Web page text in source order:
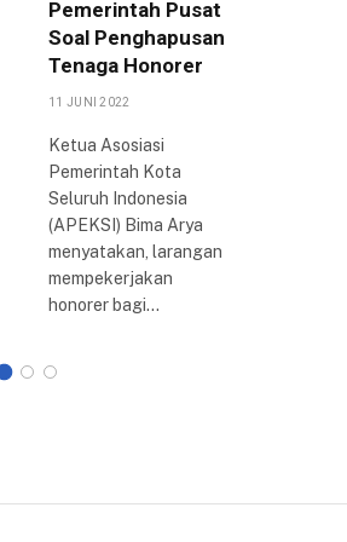
Pemerintah Pusat
Soal Penghapusan
Tenaga Honorer
11 JUNI 2022
Ketua Asosiasi
Pemerintah Kota
Seluruh Indonesia
(APEKSI) Bima Arya
menyatakan, larangan
mempekerjakan
honorer bagi…